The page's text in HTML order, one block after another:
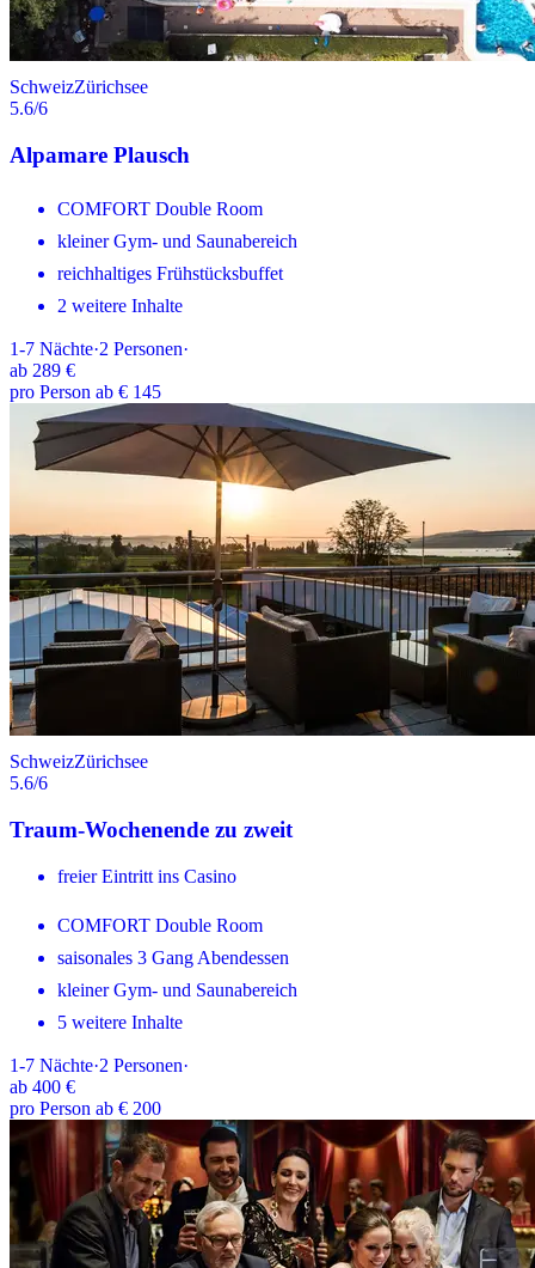
SchweizZürichsee
5.6/6
Alpamare Plausch
COMFORT Double Room
kleiner Gym- und Saunabereich
reichhaltiges Frühstücksbuffet
2 weitere Inhalte
1-7 Nächte·2 Personen·
ab 289 €
pro Person ab € 145
SchweizZürichsee
5.6/6
Traum-Wochenende zu zweit
freier Eintritt ins Casino
COMFORT Double Room
saisonales 3 Gang Abendessen
kleiner Gym- und Saunabereich
5 weitere Inhalte
1-7 Nächte·2 Personen·
ab 400 €
pro Person ab € 200